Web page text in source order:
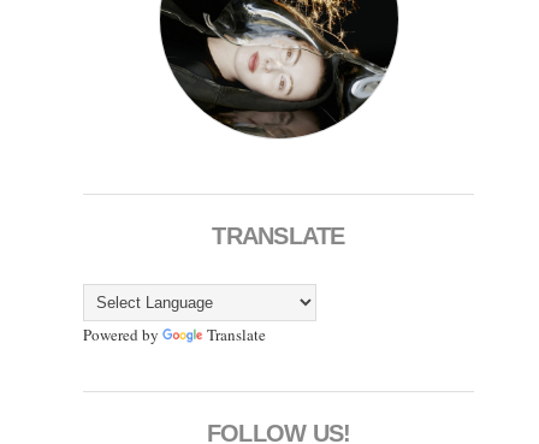
TRANSLATE
Powered by Translate
FOLLOW US!